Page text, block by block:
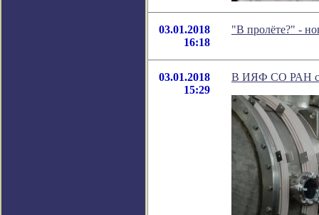
03.01.2018
16:18
"В пролёте?" -
03.01.2018
15:29
В ИЯФ СО РАН